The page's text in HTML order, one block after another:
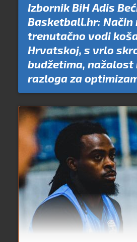
Izbornik BiH Adis
Basketball.hr: Način
trenutačno vodi
Hrvatskoj, s vrlo
budžetima, nažalost
razloga za